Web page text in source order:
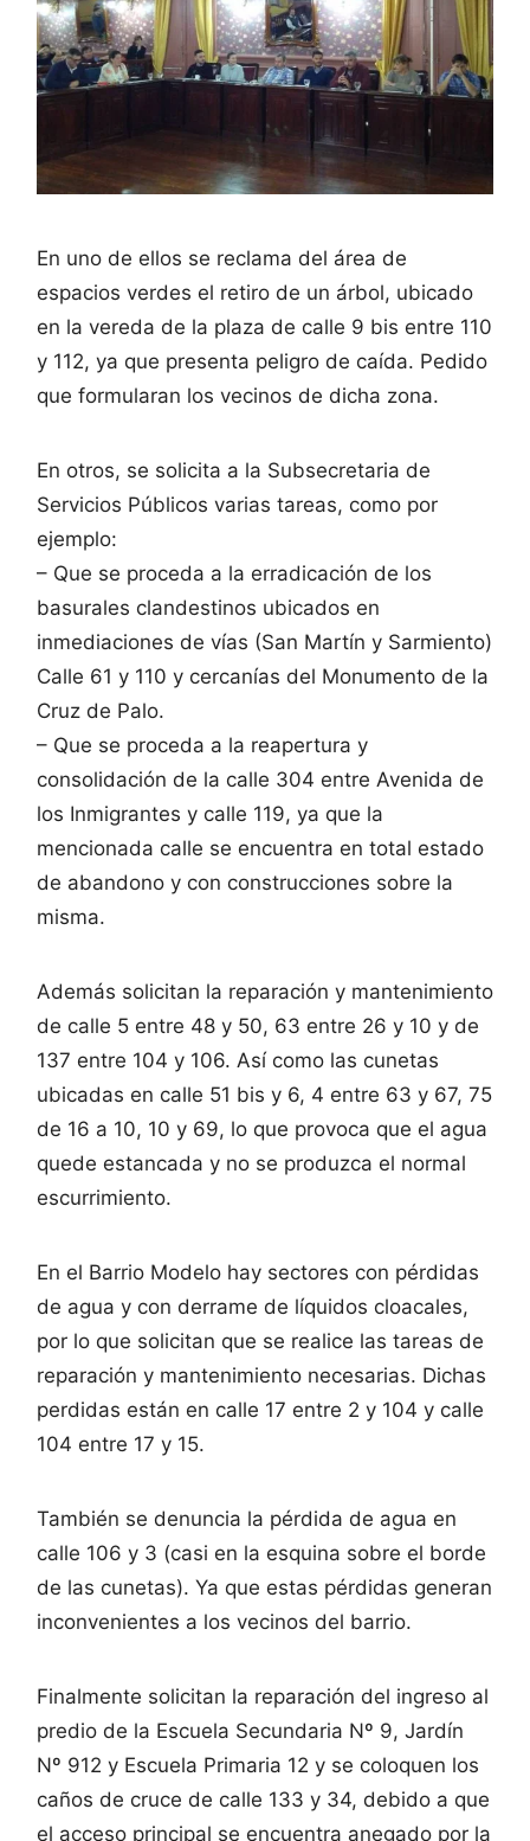
En uno de ellos se reclama del área de
espacios verdes el retiro de un árbol, ubicado
en la vereda de la plaza de calle 9 bis entre 110
y 112, ya que presenta peligro de caída. Pedido
que formularan los vecinos de dicha zona.
En otros, se solicita a la Subsecretaria de
Servicios Públicos varias tareas, como por
ejemplo:
– Que se proceda a la erradicación de los
basurales clandestinos ubicados en
inmediaciones de vías (San Martín y Sarmiento)
Calle 61 y 110 y cercanías del Monumento de la
Cruz de Palo.
– Que se proceda a la reapertura y
consolidación de la calle 304 entre Avenida de
los Inmigrantes y calle 119, ya que la
mencionada calle se encuentra en total estado
de abandono y con construcciones sobre la
misma.
Además solicitan la reparación y mantenimiento
de calle 5 entre 48 y 50, 63 entre 26 y 10 y de
137 entre 104 y 106. Así como las cunetas
ubicadas en calle 51 bis y 6, 4 entre 63 y 67, 75
de 16 a 10, 10 y 69, lo que provoca que el agua
quede estancada y no se produzca el normal
escurrimiento.
En el Barrio Modelo hay sectores con pérdidas
de agua y con derrame de líquidos cloacales,
por lo que solicitan que se realice las tareas de
reparación y mantenimiento necesarias. Dichas
perdidas están en calle 17 entre 2 y 104 y calle
104 entre 17 y 15.
También se denuncia la pérdida de agua en
calle 106 y 3 (casi en la esquina sobre el borde
de las cunetas). Ya que estas pérdidas generan
inconvenientes a los vecinos del barrio.
Finalmente solicitan la reparación del ingreso al
predio de la Escuela Secundaria Nº 9, Jardín
Nº 912 y Escuela Primaria 12 y se coloquen los
caños de cruce de calle 133 y 34, debido a que
el acceso principal se encuentra anegado por la